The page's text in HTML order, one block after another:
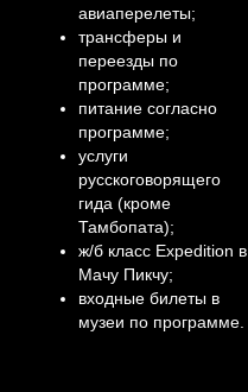
авиаперелеты;
трансферы и
переезды по
программе;
питание согласно
программе;
услуги
русскоговорящего
гида (кроме
Тамбопата);
ж/б класс Expedition в
Мачу Пикчу;
входные билеты в
музеи по программе.